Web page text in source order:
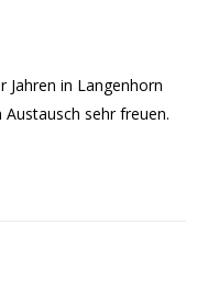
Jahren in Langenhorn
sehr freuen.